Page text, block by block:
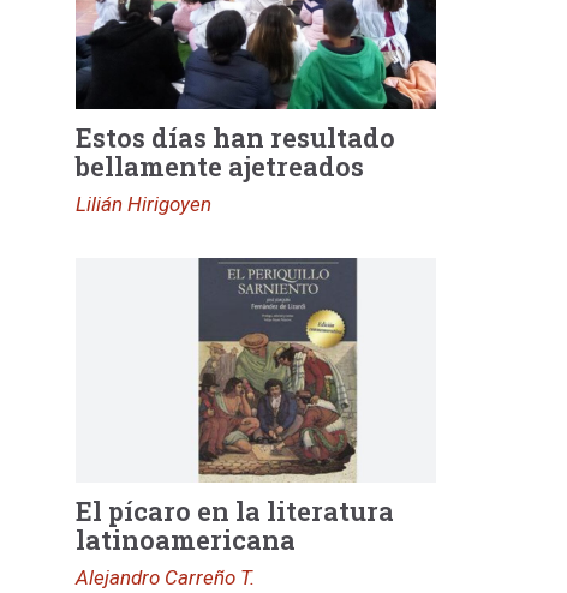
Estos días han resultado
bellamente ajetreados
Lilián Hirigoyen
El pícaro en la literatura
latinoamericana
Alejandro Carreño T.